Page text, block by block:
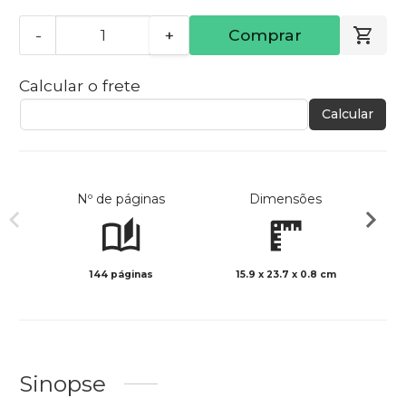
- + Comprar
Calcular o frete
Calcular
Nº de páginas
144 páginas
Dimensões
15.9 x 23.7 x 0.8 cm
Sinopse